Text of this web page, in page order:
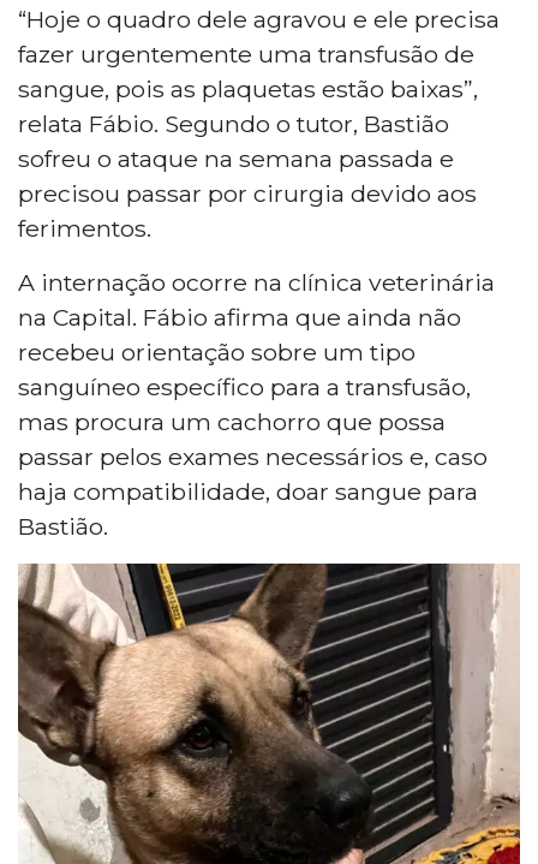
ataque de um pitbull em Porto Murtinho,
mas precisa com urgência de um doador
de sangue após apresentar piora no
quadro clínico nesta sexta-feira (3), com
plaquetas baixas. O animal está internado
em uma clínica veterinária em Campo
Grande. O tutor Fábio Escobar Rodrigues
busca um cachorro saudável acima de 20
quilos para doação. Contato: (67) 99200-
9983.
“Hoje o quadro dele agravou e ele precisa
fazer urgentemente uma transfusão de
sangue, pois as plaquetas estão baixas”,
relata Fábio. Segundo o tutor, Bastião
sofreu o ataque na semana passada e
precisou passar por cirurgia devido aos
ferimentos.
A internação ocorre na clínica veterinária
na Capital. Fábio afirma que ainda não
recebeu orientação sobre um tipo
sanguíneo específico para a transfusão,
mas procura um cachorro que possa
passar pelos exames necessários e, caso
haja compatibilidade, doar sangue para
Bastião.